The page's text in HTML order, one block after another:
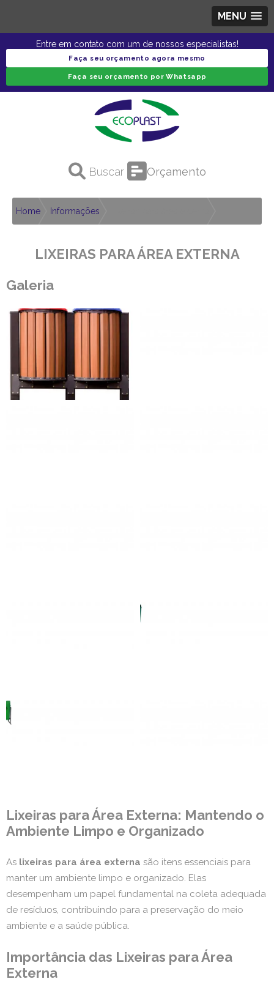
MENU
Entre em contato com um de nossos especialistas!
Faça seu orçamento agora mesmo
Faça seu orçamento por Whatsapp
Orçamento
Home Informações
LIXEIRAS PARA ÁREA EXTERNA
Galeria
Lixeiras para Área Externa: Mantendo o
Ambiente Limpo e Organizado
As lixeiras para área externa são itens essenciais para
manter um ambiente limpo e organizado. Elas
desempenham um papel fundamental na coleta adequada
de resíduos, contribuindo para a preservação do meio
ambiente e a saúde pública.
Importância das Lixeiras para Área
Externa